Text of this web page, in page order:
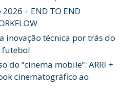
– END TO END
inovação técnica por trás do
futebol
do “cinema mobile”: ARRI +
cinematográfico ao